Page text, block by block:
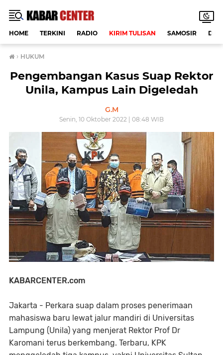
HOME TERKINI RADIO KIRIM TULISAN SAMOSIR
› HUKUM
Pengembangan Kasus Suap Rektor
Unila, Kampus Lain Digeledah
G.M
Senin, 10 Oktober 2022 | 08:48 WIB
KABARCENTER.com
Jakarta - Perkara suap dalam proses penerimaan
mahasiswa baru lewat jalur mandiri di Universitas
Lampung (Unila) yang menjerat Rektor Prof Dr
Karomani terus berkembang. Terbaru, KPK